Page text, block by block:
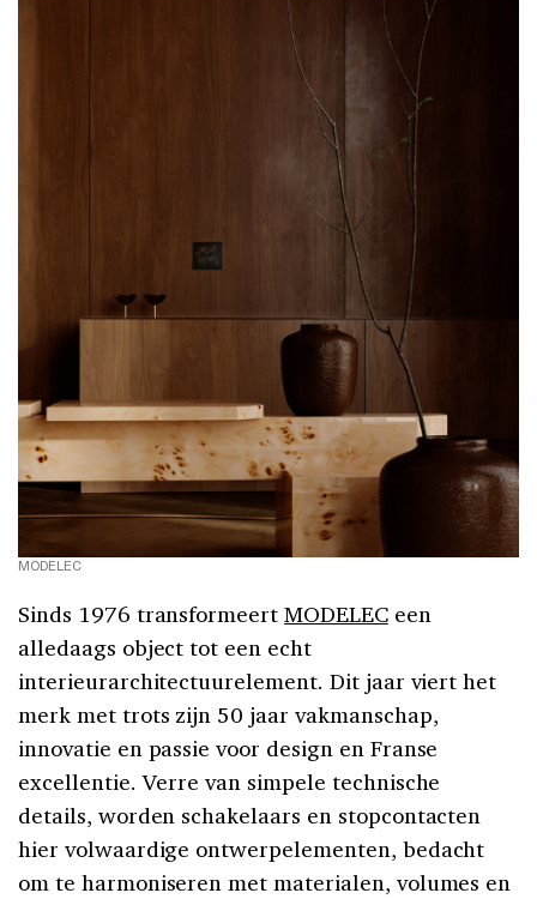
MODELEC
Sinds 1976 transformeertMODELECeen
alledaags object tot een echt
interieurarchitectuurelement. Dit jaar viert het
merk met trots zijn 50 jaar vakmanschap,
innovatie en passie voor design en Franse
excellentie. Verre van simpele technische
details, worden schakelaars en stopcontacten
hier volwaardige ontwerpelementen, bedacht
om te harmoniseren met materialen, volumes en